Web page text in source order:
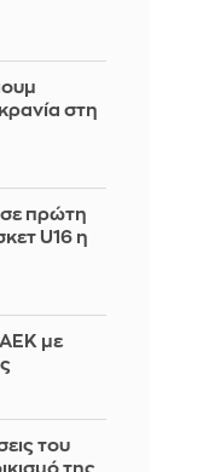
στη
πρώτη
U16 η
ΑΕΚ με
του